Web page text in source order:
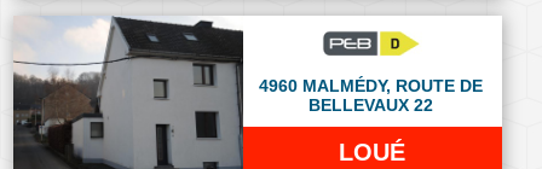
4960 MALMÉDY, ROUTE DE
BELLEVAUX 22
LOUÉ